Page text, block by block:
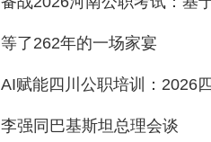
等了262年的一场家宴
李强同巴基斯坦总理会谈